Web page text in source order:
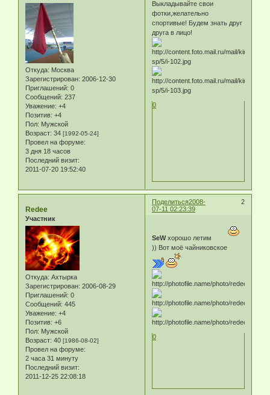
Откуда: Москва
Зарегистрирован: 2006-12-30
Приглашений: 0
Сообщений: 237
Уважение: +4
Позитив: +4
Пол: Мужской
Возраст: 34 [1992-05-24]
Провел на форуме:
3 дня 18 часов
Последний визит:
2011-07-20 19:52:40
Выкладывайте свои
фотки,желательно
спортивые! Будем знать друг
друга в лицо!
0
Поделиться 2
2008-
07-11 02:23:39
Redee
Участник
Откуда: Ахтырка
Зарегистрирован: 2006-08-29
Приглашений: 0
Сообщений: 445
Уважение: +4
Позитив: +6
Пол: Мужской
Возраст: 40 [1986-08-02]
Провел на форуме:
2 часа 31 минуту
Последний визит:
2011-12-25 22:08:18
SeWхорошо летим
)) Вот моё чайниковское
0